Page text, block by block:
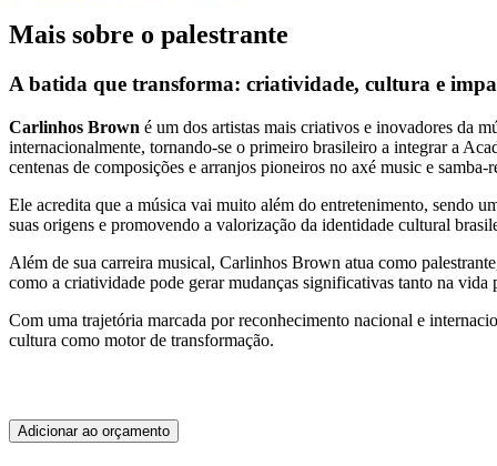
Mais sobre o palestrante
A batida que transforma: criatividade, cultura e
Carlinhos Brown é um dos artistas mais criativos e inovadores da
internacionalmente, tornando-se o primeiro brasileiro a integrar a
centenas de composições e arranjos pioneiros no axé music e
Ele acredita que a música vai muito além do entretenimento, sendo
suas origens e promovendo a valorização da identidade cultural
Além de sua carreira musical, Carlinhos Brown atua como
como a criatividade pode gerar mudanças significativas tanto na vida
Com uma trajetória marcada por reconhecimento nacional e
cultura como motor de transformação.
Adicionar ao orçamento